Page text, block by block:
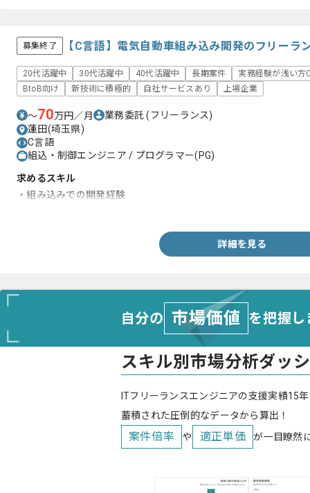
募集終了 【C言語】電気自動車組み込み開発のフリーラ
20代活躍中 30代活躍中 40代活躍中 長期案件
実務経験が浅い方
BtoB向け
新技術に積極的 自社サービスあり 上場企業
〜70万円／月 業務委託(フリーランス)
蓮田(埼玉県)
C言語
組込・制御エンジニア / プログラマー(PG)
求めるスキル
・組み込みでの開発経験
詳細を見る
自分の 市場価値 を把握
スキル別市場分析ダッ
ITフリーランスエンジニアの支援実績15
蓄積された圧倒的なデータから算出！
案件倍率 や 適正単価 が一目瞭然